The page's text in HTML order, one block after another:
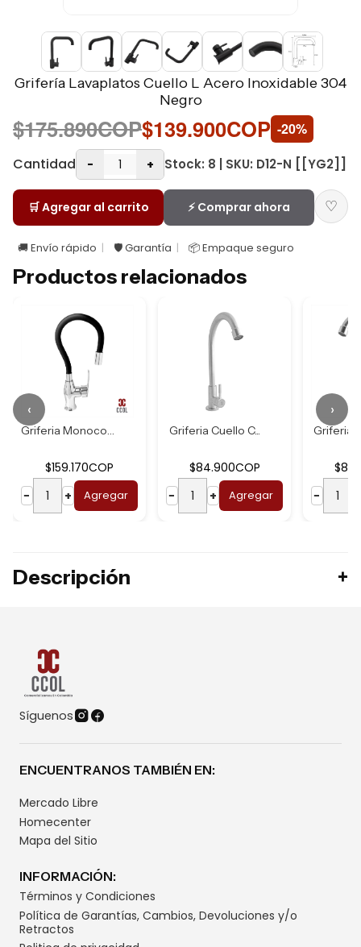
Grifería Lavaplatos Cuello L Acero Inoxidable 304
Negro
$175.890COP$139.900COP -20%
Cantidad
- + Stock: 8 | SKU: D12-N [[YG2]]
🛒 Agregar al carrito ⚡ Comprar ahora ♡
🚚 Envío rápido 🛡️ Garantía 📦 Empaque seguro
Productos relacionados
Griferia Monocont...
$159.170COP
−
+ Agregar
Griferia Cuello C...
$84.900COP
−
+ Agregar
Griferia
−
‹ ›
Descripción
Síguenos
ENCUENTRANOS TAMBIÉN EN:
Mercado Libre
Homecenter
Mapa del Sitio
INFORMACIÓN:
Términos y Condiciones
Política de Garantías, Cambios, Devoluciones y/o
Retractos